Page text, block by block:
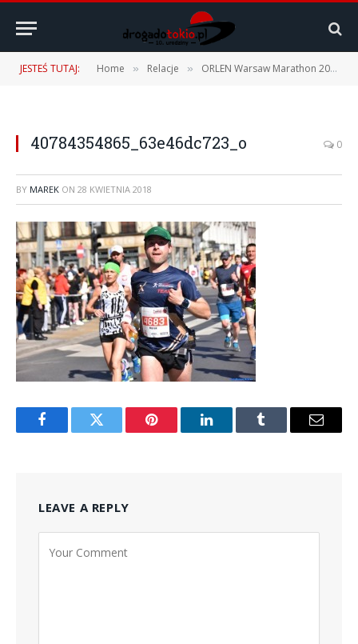
JESTEŚ TUTAJ: Home » Relacje » ORLEN Warsaw Marathon 2018 – 22.04.2018 r.
40784354865_63e46dc723_o 0
BY MAREK ON 28 KWIETNIA 2018
FacebookTwitter Pinterest LinkedInTumblr Email
LEAVE A REPLY